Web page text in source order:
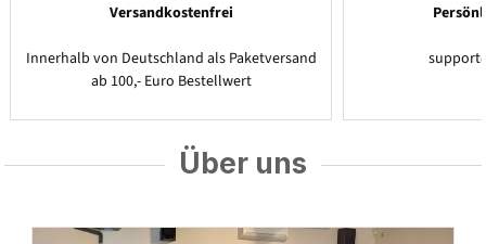
Versandkostenfrei
Innerhalb von Deutschland als Paketversand
ab 100,- Euro Bestellwert
Über uns